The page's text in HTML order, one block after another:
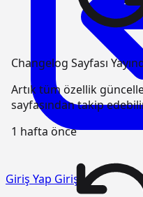
Changelog Sayfası
Artık tüm özellik
sayfasından takip
1 hafta önce
Giriş Yap Giriş